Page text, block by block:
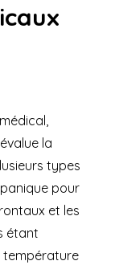
la
types
pour
et les
étant
température